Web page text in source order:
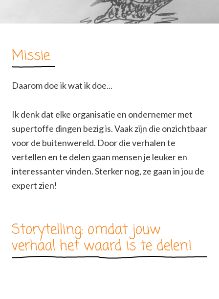
Missie
Daarom doe ik wat ik doe...
Ik denk dat elke organisatie en ondernemer met
supertoffe dingen bezig is. Vaak zijn die onzichtbaar
voor de buitenwereld. Door die verhalen te
vertellen en te delen gaan mensen je leuker en
interessanter vinden. Sterker nog, ze gaan in jou de
expert zien!
Storytelling: omdat jouw
verhaal het waard is te delen!